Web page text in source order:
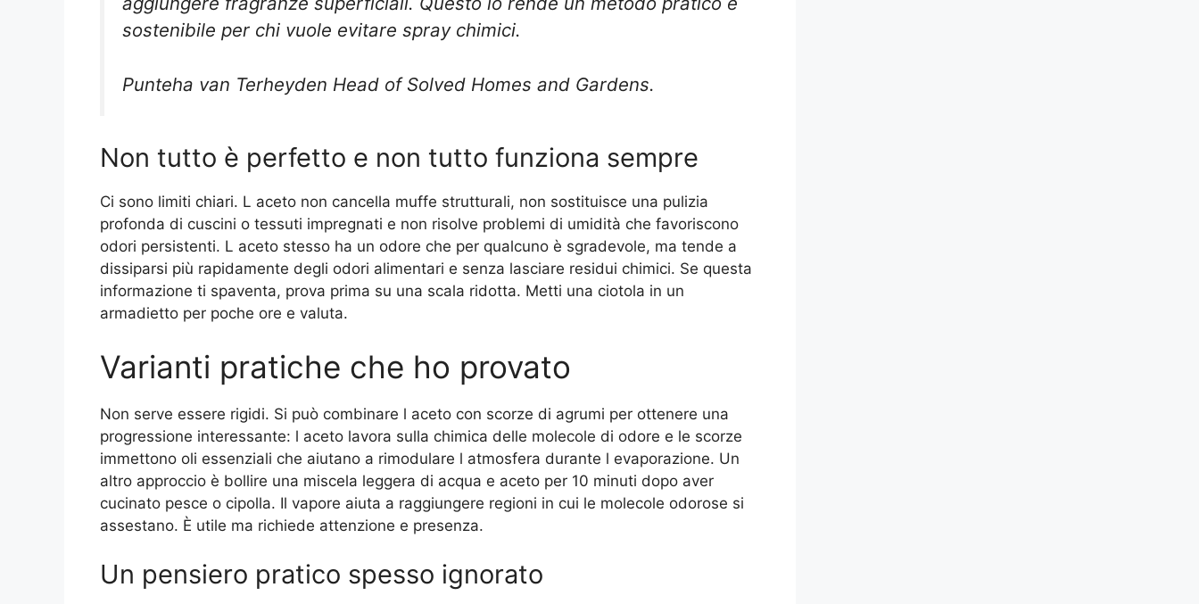
sostenibile per chi vuole evitare spray chimici.
Punteha van Terheyden Head of Solved Homes and Gardens.
Non tutto è perfetto e non tutto funziona sempre
Ci sono limiti chiari. L aceto non cancella muffe strutturali, non sostituisce una pulizia
profonda di cuscini o tessuti impregnati e non risolve problemi di umidità che favoriscono
odori persistenti. L aceto stesso ha un odore che per qualcuno è sgradevole, ma tende a
dissiparsi più rapidamente degli odori alimentari e senza lasciare residui chimici. Se questa
informazione ti spaventa, prova prima su una scala ridotta. Metti una ciotola in un
armadietto per poche ore e valuta.
Varianti pratiche che ho provato
Non serve essere rigidi. Si può combinare l aceto con scorze di agrumi per ottenere una
progressione interessante: l aceto lavora sulla chimica delle molecole di odore e le scorze
immettono oli essenziali che aiutano a rimodulare l atmosfera durante l evaporazione. Un
altro approccio è bollire una miscela leggera di acqua e aceto per 10 minuti dopo aver
cucinato pesce o cipolla. Il vapore aiuta a raggiungere regioni in cui le molecole odorose si
assestano. È utile ma richiede attenzione e presenza.
Un pensiero pratico spesso ignorato